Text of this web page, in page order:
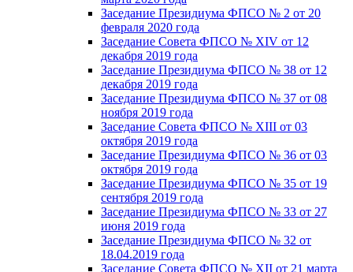
Заседание Президиума ФПСО № 2 от 20
февраля 2020 года
Заседание Совета ФПСО № XIV от 12
декабря 2019 года
Заседание Президиума ФПСО № 38 от 12
декабря 2019 года
Заседание Президиума ФПСО № 37 от 08
ноября 2019 года
Заседание Совета ФПСО № XIII от 03
октября 2019 года
Заседание Президиума ФПСО № 36 от 03
октября 2019 года
Заседание Президиума ФПСО № 35 от 19
сентября 2019 года
Заседание Президиума ФПСО № 33 от 27
июня 2019 года
Заседание Президиума ФПСО № 32 от
18.04.2019 года
Заседание Совета ФПСО № XII от 21 марта